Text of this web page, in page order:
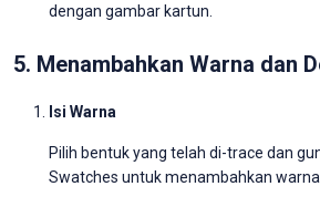
dengan gambar kartun.
5. Menambahkan Warna dan
Isi Warna
Pilih bentuk yang telah di-trace dan
Swatches untuk menambahkan warna.